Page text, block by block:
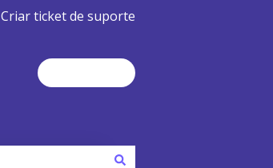
Criar ticket de suporte